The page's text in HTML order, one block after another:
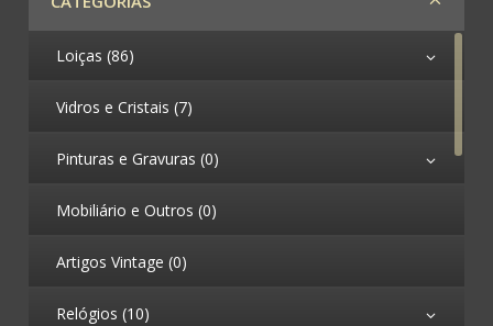
Loiças (86)
Vidros e Cristais (7)
Pinturas e Gravuras (0)
Mobiliário e Outros (0)
Artigos Vintage (0)
Relógios (10)